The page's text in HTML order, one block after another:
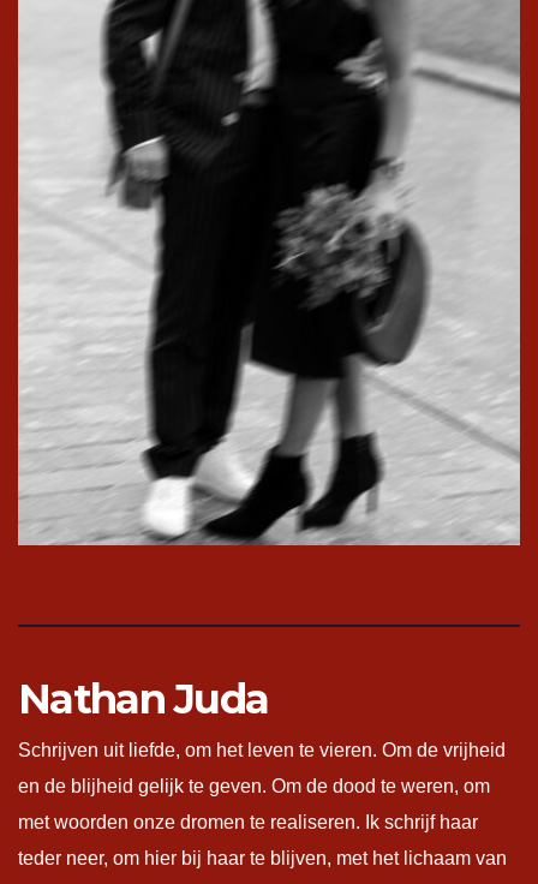
Nathan Juda
Schrijven uit liefde, om het leven te vieren. Om de vrijheid
en de blijheid gelijk te geven. Om de dood te weren, om
met woorden onze dromen te realiseren. Ik schrijf haar
teder neer, om hier bij haar te blijven, met het lichaam van